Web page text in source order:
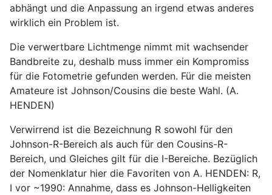
abhängt und die Anpassung an irgend etwas anderes
wirklich ein Problem ist.
Die verwertbare Lichtmenge nimmt mit wachsender
Bandbreite zu, deshalb muss immer ein Kompromiss
für die Fotometrie gefunden werden. Für die meisten
Amateure ist Johnson/Cousins die beste Wahl. (A.
HENDEN)
Verwirrend ist die Bezeichnung R sowohl für den
Johnson-R-Bereich als auch für den Cousins-R-
Bereich, und Gleiches gilt für die I-Bereiche. Bezüglich
der Nomenklatur hier die Favoriten von A. HENDEN: R,
I vor ~1990: Annahme, dass es Johnson-Helligkeiten